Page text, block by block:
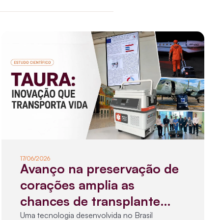
17/06/2026
Avanço na preservação de
corações amplia as
chances de transplante
Uma tecnologia desenvolvida no Brasil